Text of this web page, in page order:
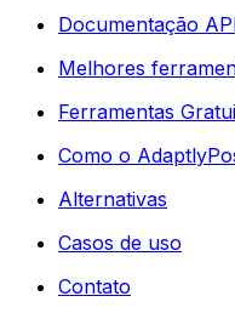
Documentação
Melhores
Ferramentas
Como o
Alternativas
Casos de uso
Contato